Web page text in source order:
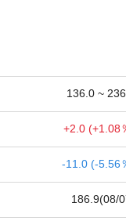
136.0 ~
+2.0 (+1.08
-11.0 (-5.56
186.9(08/